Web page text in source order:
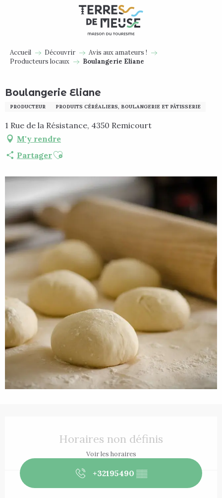
Accueil Découvrir
Avis aux amateurs !
Producteurs locaux
Boulangerie Eliane
Boulangerie Eliane
PRODUCTEUR PRODUITS CÉRÉALIERS, BOULANGERIE ET PÂTISSERIE
1 Rue de la Résistance, 4350 Remicourt
M'y rendre
PartagerAjouter aux favoris
Horaires non définis
Voir les horaires
+32195490 ▒▒